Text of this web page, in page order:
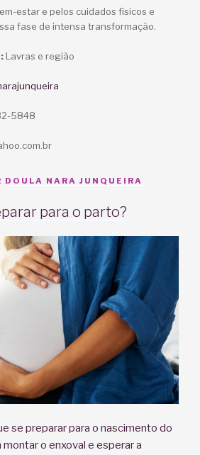
estar e pelos cuidados físicos e
fase de intensa transformação.
Lavras e região
5848
DOULA NARA JUNQUEIRA
para o parto?
se preparar para o nascimento do
o enxoval e esperar a